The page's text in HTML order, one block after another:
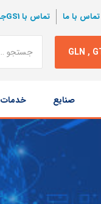
تماس با ما تماس با GS1جهانی
نتبجه
جستجو
صنایع خدمات